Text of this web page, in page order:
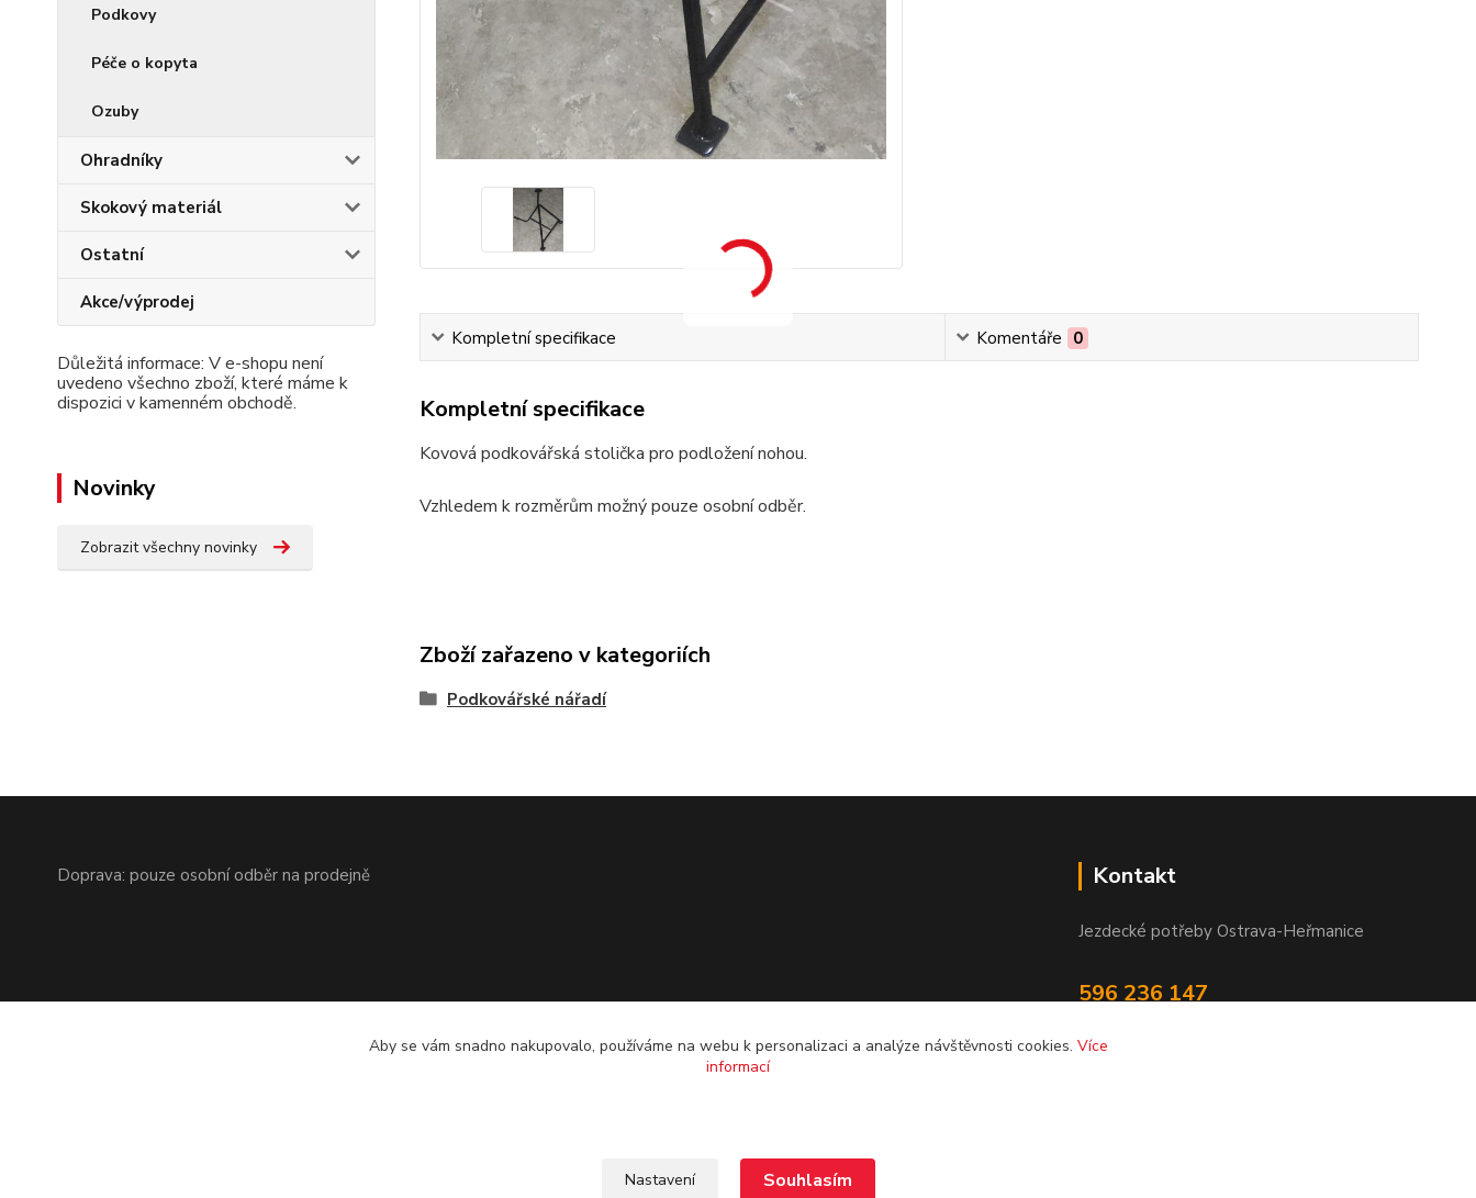
Podkovy
Péče o kopyta
Ozuby
Ohradníky
Skokový materiál
Ostatní
Akce/výprodej
Důležitá informace: V e-shopu není
uvedeno všechno zboží, které máme k
dispozici v kamenném obchodě.
Novinky
Zobrazit všechny novinky
Kompletní specifikace Komentáře 0
Kompletní specifikace
Kovová podkovářská stolička pro podložení nohou.
Vzhledem k rozměrům možný pouze osobní odběr.
Zboží zařazeno v kategoriích
Podkovářské nářadí
Doprava: pouze osobní odběr na prodejně Kontakt
Jezdecké potřeby Ostrava-Heřmanice
596 236 147
Aby se vám snadno nakupovalo, používáme na webu k personalizaci a analýze návštěvnosti cookies. Více
informací
Nastavení Souhlasím